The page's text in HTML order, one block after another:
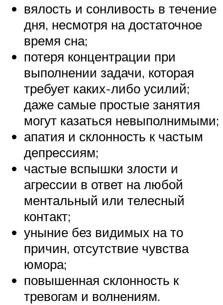
вялость и сонливость в течение
дня, несмотря на достаточное
время сна;
потеря концентрации при
выполнении задачи, которая
требует каких-либо усилий;
даже самые простые занятия
могут казаться невыполнимыми;
апатия и склонность к частым
депрессиям;
частые вспышки злости и
агрессии в ответ на любой
ментальный или телесный
контакт;
уныние без видимых на то
причин, отсутствие чувства
юмора;
повышенная склонность к
тревогам и волнениям.